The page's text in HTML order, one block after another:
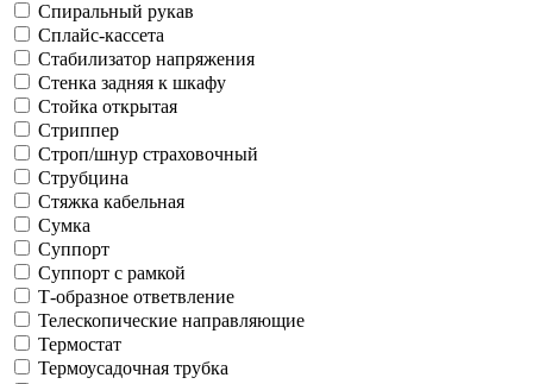
Спиральный рукав
Сплайс-кассета
Стабилизатор напряжения
Стенка задняя к шкафу
Стойка открытая
Стриппер
Строп/шнур страховочный
Струбцина
Стяжка кабельная
Сумка
Суппорт
Суппорт с рамкой
Т-образное ответвление
Телескопические направляющие
Термостат
Термоусадочная трубка